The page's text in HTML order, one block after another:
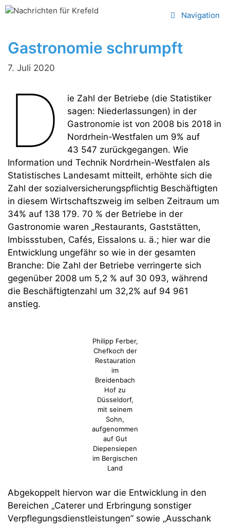
Zum
Navigation
Gastronomie schrumpft
7. Juli 2020
D
ie Zahl der Betriebe (die Statistiker
sagen: Niederlassungen) in der
Gastronomie ist von 2008 bis 2018 in
Nordrhein-Westfalen um 9% auf
43 547 zurückgegangen. Wie
Information und Technik Nordrhein-Westfalen als
Statistisches Landesamt mitteilt, erhöhte sich die
Zahl der sozialversicherungspflichtig Beschäftigten
in diesem Wirtschaftszweig im selben Zeitraum um
34% auf 138 179. 70 % der Betriebe in der
Gastronomie waren „Restaurants, Gaststätten,
Imbissstuben, Cafés, Eissalons u. ä.; hier war die
Entwicklung ungefähr so wie in der gesamten
Branche: Die Zahl der Betriebe verringerte sich
gegenüber 2008 um 5,2 % auf 30 093, während
die Beschäftigtenzahl um 32,2% auf 94 961
anstieg.
Philipp Ferber,
Chefkoch der
Restauration
im
Breidenbach
Hof zu
Düsseldorf,
mit seinem
Sohn,
aufgenommen
auf Gut
Diepensiepen
im Bergischen
Land
Abgekoppelt hiervon war die Entwicklung in den
Bereichen „Caterer und Erbringung sonstiger
Verpflegungsdienstleistungen” sowie „Ausschank